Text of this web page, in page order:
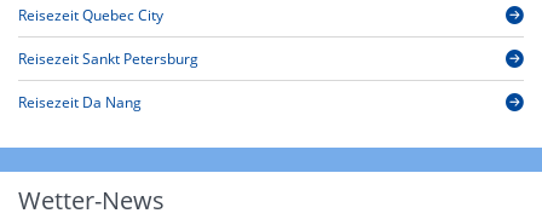
Reisezeit Quebec City
Reisezeit Sankt Petersburg
Reisezeit Da Nang
Wetter-News